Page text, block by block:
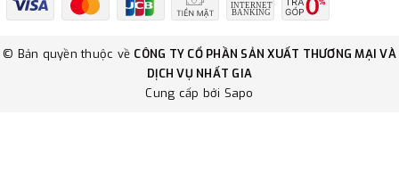
© Bản quyền thuộc về CÔNG TY CỔ PHẦN SẢN XUẤT THƯƠNG MẠI VÀ
DỊCH VỤ NHẤT GIA
Cung cấp bởi Sapo